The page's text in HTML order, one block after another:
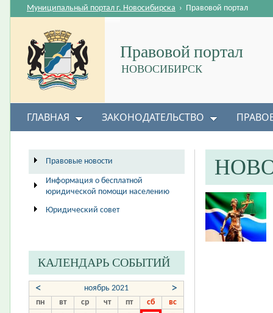
Правовой портал
НОВОСИБИРСК
Муниципальный портал г. Новосибирска › Правовой портал
ГЛАВНАЯ ЗАКОНОДАТЕЛЬСТВО
Правовые новости
Информация о бесплатной
юридической помощи населению
Юридический совет
КАЛЕНДАРЬ СОБЫТИЙ
< ноябрь 2021 >
пн вт ср чт пт сб
вс